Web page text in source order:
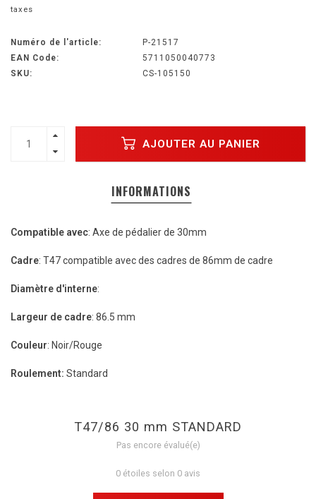
taxes
Numéro de l'article:
P-21517
EAN Code:
5711050040773
SKU:
CS-105150
AJOUTER AU PANIER
INFORMATIONS
Compatible avec: Axe de pédalier de 30mm
Cadre: T47 compatible avec des cadres de 86mm de cadre
Diamètre d'interne:
Largeur de cadre: 86.5 mm
Couleur: Noir/Rouge
Roulement: Standard
T47/86 30 mm STANDARD
Pas encore évalué(e)
0 étoiles selon 0 avis